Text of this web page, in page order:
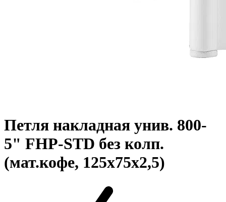
Петля накладная унив. 800-
5" FHP-STD без колп.
(мат.кофе, 125х75х2,5)